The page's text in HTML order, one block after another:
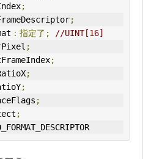
;
;
：指定了;
//UINT[16]
;
;
;
;
;
;